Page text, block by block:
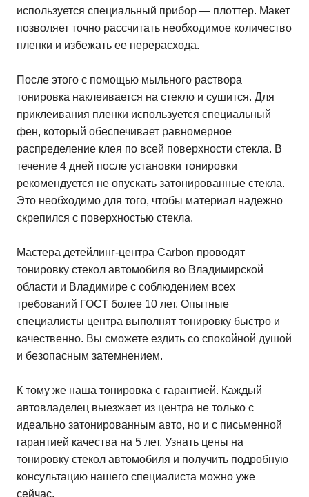
используется специальный прибор — плоттер. Макет
позволяет точно рассчитать необходимое количество
пленки и избежать ее перерасхода.
После этого с помощью мыльного раствора
тонировка наклеивается на стекло и сушится. Для
приклеивания пленки используется специальный
фен, который обеспечивает равномерное
распределение клея по всей поверхности стекла. В
течение 4 дней после установки тонировки
рекомендуется не опускать затонированные стекла.
Это необходимо для того, чтобы материал надежно
скрепился с поверхностью стекла.
Мастера детейлинг-центра Carbon проводят
тонировку стекол автомобиля во Владимирской
области и Владимире с соблюдением всех
требований ГОСТ более 10 лет. Опытные
специалисты центра выполнят тонировку быстро и
качественно. Вы сможете ездить со спокойной душой
и безопасным затемнением.
К тому же наша тонировка с гарантией. Каждый
автовладелец выезжает из центра не только с
идеально затонированным авто, но и с письменной
гарантией качества на 5 лет. Узнать цены на
тонировку стекол автомобиля и получить подробную
консультацию нашего специалиста можно уже
сейчас.